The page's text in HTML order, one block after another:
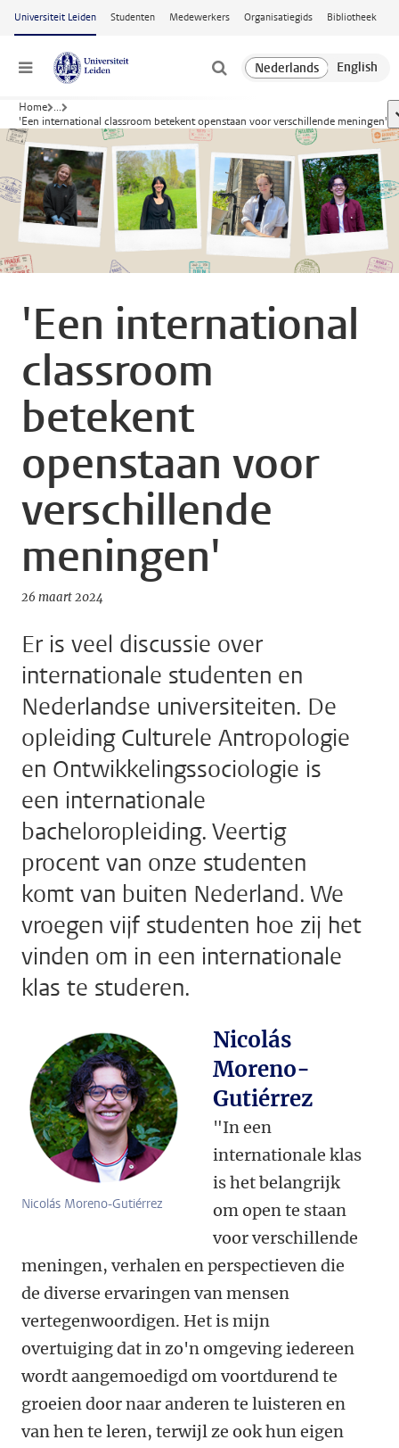
Ga naar hoofdinhoud
Universiteit Leiden Studenten Medewerkers Organisatiegids Bibliotheek
Menu
Home ...
'Een international classroom betekent openstaan voor verschillende meningen'
'Een international
classroom
betekent
openstaan voor
verschillende
meningen'
26 maart 2024
Er is veel discussie over
internationale studenten en
Nederlandse universiteiten. De
opleiding Culturele Antropologie
en Ontwikkelingssociologie is
een internationale
bacheloropleiding. Veertig
procent van onze studenten
komt van buiten Nederland. We
vroegen vijf studenten hoe zij het
vinden om in een internationale
klas te studeren.
Nicolás Moreno-Gutiérrez
Nicolás
Moreno-
Gutiérrez
"In een
internationale klas
is het belangrijk
om open te staan
voor verschillende
meningen, verhalen en perspectieven die
de diverse ervaringen van mensen
vertegenwoordigen. Het is mijn
overtuiging dat in zo'n omgeving iedereen
wordt aangemoedigd om voortdurend te
groeien door naar anderen te luisteren en
van hen te leren, terwijl ze ook hun eigen